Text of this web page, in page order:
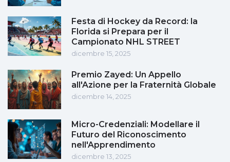
Festa di Hockey da Record: la
Florida si Prepara per il
Campionato NHL STREET
dicembre 15, 2025
Premio Zayed: Un Appello
all'Azione per la Fraternità Globale
dicembre 14, 2025
Micro-Credenziali: Modellare il
Futuro del Riconoscimento
nell'Apprendimento
dicembre 13, 2025